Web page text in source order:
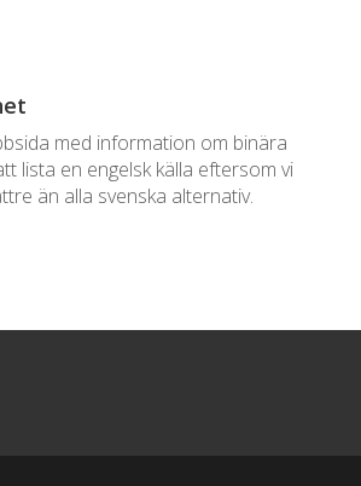
med information om binära
lista en engelsk källa eftersom vi
än alla svenska alternativ.